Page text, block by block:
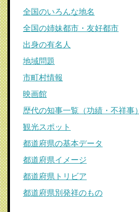
全国のいろんな地名
全国の姉妹都市・友好都市
出身の有名人
地域問題
市町村情報
映画館
歴代の知事一覧（功績・不祥事）
観光スポット
都道府県の基本データ
都道府県イメージ
都道府県トリビア
都道府県別発祥のもの